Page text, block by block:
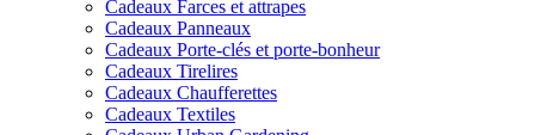
Cadeaux Farces et attrapes
Cadeaux Panneaux
Cadeaux Porte-clés et porte-bonheur
Cadeaux Tirelires
Cadeaux Chaufferettes
Cadeaux Textiles